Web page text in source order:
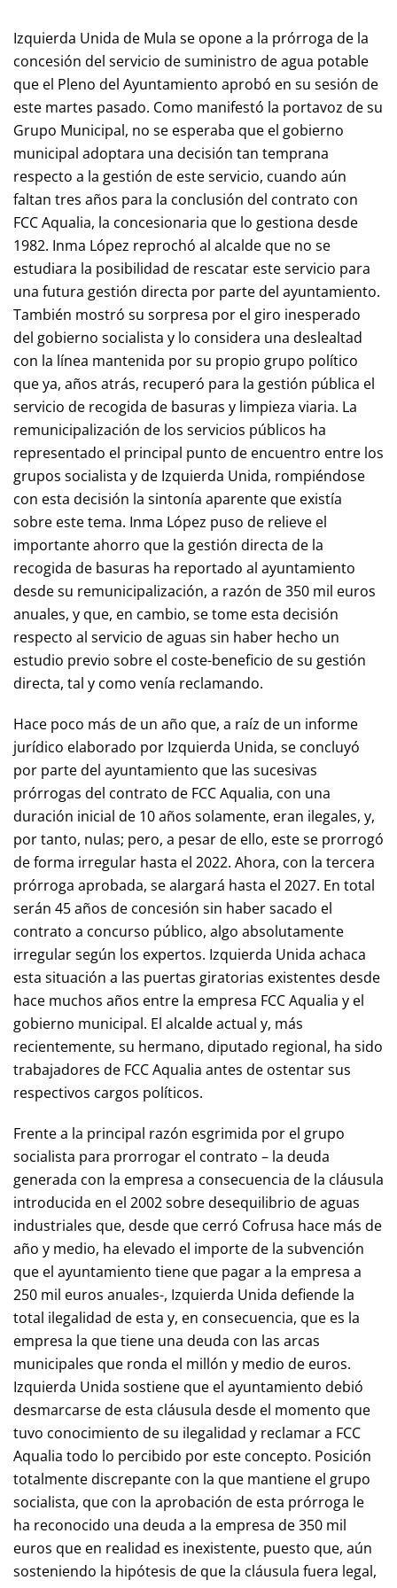
Izquierda Unida de Mula se opone a la prórroga de la
concesión del servicio de suministro de agua potable
que el Pleno del Ayuntamiento aprobó en su sesión de
este martes pasado. Como manifestó la portavoz de su
Grupo Municipal, no se esperaba que el gobierno
municipal adoptara una decisión tan temprana
respecto a la gestión de este servicio, cuando aún
faltan tres años para la conclusión del contrato con
FCC Aqualia, la concesionaria que lo gestiona desde
1982. Inma López reprochó al alcalde que no se
estudiara la posibilidad de rescatar este servicio para
una futura gestión directa por parte del ayuntamiento.
También mostró su sorpresa por el giro inesperado
del gobierno socialista y lo considera una deslealtad
con la línea mantenida por su propio grupo político
que ya, años atrás, recuperó para la gestión pública el
servicio de recogida de basuras y limpieza viaria. La
remunicipalización de los servicios públicos ha
representado el principal punto de encuentro entre los
grupos socialista y de Izquierda Unida, rompiéndose
con esta decisión la sintonía aparente que existía
sobre este tema. Inma López puso de relieve el
importante ahorro que la gestión directa de la
recogida de basuras ha reportado al ayuntamiento
desde su remunicipalización, a razón de 350 mil euros
anuales, y que, en cambio, se tome esta decisión
respecto al servicio de aguas sin haber hecho un
estudio previo sobre el coste-beneficio de su gestión
directa, tal y como venía reclamando.
Hace poco más de un año que, a raíz de un informe
jurídico elaborado por Izquierda Unida, se concluyó
por parte del ayuntamiento que las sucesivas
prórrogas del contrato de FCC Aqualia, con una
duración inicial de 10 años solamente, eran ilegales, y,
por tanto, nulas; pero, a pesar de ello, este se prorrogó
de forma irregular hasta el 2022. Ahora, con la tercera
prórroga aprobada, se alargará hasta el 2027. En total
serán 45 años de concesión sin haber sacado el
contrato a concurso público, algo absolutamente
irregular según los expertos. Izquierda Unida achaca
esta situación a las puertas giratorias existentes desde
hace muchos años entre la empresa FCC Aqualia y el
gobierno municipal. El alcalde actual y, más
recientemente, su hermano, diputado regional, ha sido
trabajadores de FCC Aqualia antes de ostentar sus
respectivos cargos políticos.
Frente a la principal razón esgrimida por el grupo
socialista para prorrogar el contrato – la deuda
generada con la empresa a consecuencia de la cláusula
introducida en el 2002 sobre desequilibrio de aguas
industriales que, desde que cerró Cofrusa hace más de
año y medio, ha elevado el importe de la subvención
que el ayuntamiento tiene que pagar a la empresa a
250 mil euros anuales-, Izquierda Unida defiende la
total ilegalidad de esta y, en consecuencia, que es la
empresa la que tiene una deuda con las arcas
municipales que ronda el millón y medio de euros.
Izquierda Unida sostiene que el ayuntamiento debió
desmarcarse de esta cláusula desde el momento que
tuvo conocimiento de su ilegalidad y reclamar a FCC
Aqualia todo lo percibido por este concepto. Posición
totalmente discrepante con la que mantiene el grupo
socialista, que con la aprobación de esta prórroga le
ha reconocido una deuda a la empresa de 350 mil
euros que en realidad es inexistente, puesto que, aún
sosteniendo la hipótesis de que la cláusula fuera legal,